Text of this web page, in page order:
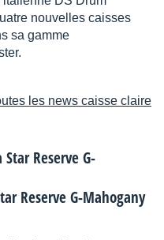
nouvelles caisses
sa gamme
les news caisse claire
Reserve G-Mahogany